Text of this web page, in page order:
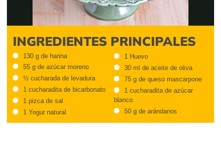
Video
INGREDIENTES PRINCIPALES
130 g de harina
55 g de azúcar moreno
½ cucharada de levadura
1 cucharadita de bicarbonato
1 pizca de sal
1 Yogur natural
1 Huevo
30 ml de aceite de oliva
75 g de queso mascarpone
1 cucharadita de azúcar
blanco
50 g de arándanos